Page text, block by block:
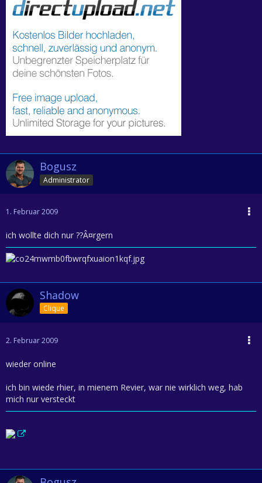
Bogusz
Administrator
1. Februar 2009
ich wollte dich nur ??Â¤rgern
Shadow
Clique
2. Februar 2009
wieder online
ich bin wiede rhier, in mienem Revier, war nie wirklich weg, hab
mich nur versteckt